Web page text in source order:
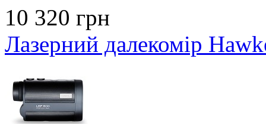
10 320 грн
Лазерний далекомір